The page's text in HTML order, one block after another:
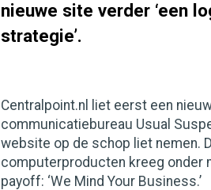
nieuwe site verder ‘een
strategie’.
Centralpoint.nl liet eerst een
communicatiebureau Usual
website op de schop liet nemen.
computerproducten kreeg onder
payoff: ‘We Mind Your Business.’